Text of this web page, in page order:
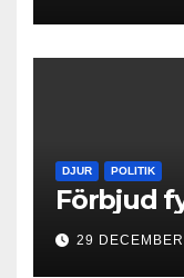
DJUR POLITIK
Förbjud
29